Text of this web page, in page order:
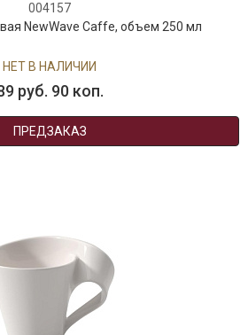
004157
NewWave Caffe, объем 250 мл
НЕТ В НАЛИЧИИ
руб. 90 коп.
ПРЕДЗАКАЗ